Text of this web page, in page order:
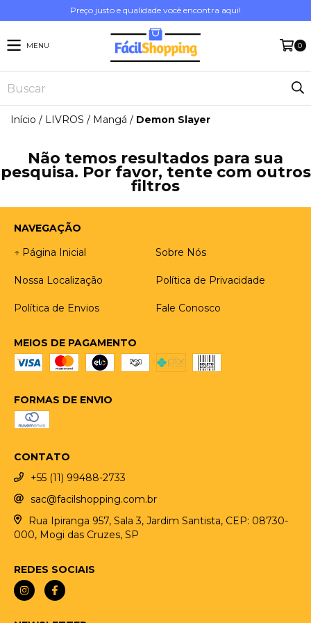
Preço justo e qualidade você encontra aqui!
MENU 0
Início / LIVROS / Mangá / Demon Slayer
Não temos resultados para sua
pesquisa. Por favor, tente com outros
filtros
NAVEGAÇÃO
↑ Página Inicial
Sobre Nós
Nossa Localização Política de Privacidade
Política de Envios Fale Conosco
MEIOS DE PAGAMENTO
FORMAS DE ENVIO
CONTATO
+55 (11) 99488-2733
sac@facilshopping.com.br
Rua Ipiranga 957, Sala 3, Jardim Santista, CEP: 08730-
000, Mogi das Cruzes, SP
REDES SOCIAIS